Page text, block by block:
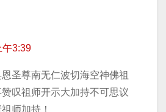
午3:39
圣尊南无仁波切海空神佛祖
叹祖师开示大加持不可思议
师加持！